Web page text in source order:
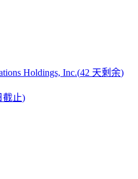
Holdings, Inc.(42 天剩余)
截止)